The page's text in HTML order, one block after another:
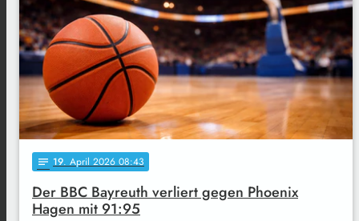
notes 19. April 2026 08:43
Der BBC Bayreuth verliert gegen Phoenix
Hagen mit 91:95